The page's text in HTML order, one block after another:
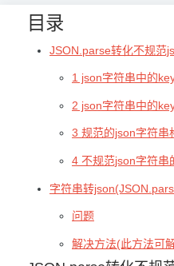
目录
JSON.parse转化不规范
1 json字符串中的
2 json字符串中的
3 规范的json字符串
4 不规范json字符串
字符串转
问题
解决方法(此方法可